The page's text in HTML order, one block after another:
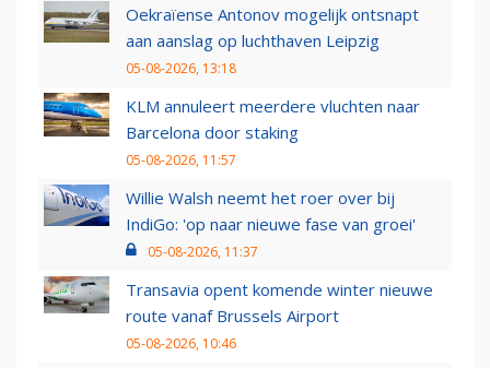
Oekraïense Antonov mogelijk ontsnapt
aan aanslag op luchthaven Leipzig
05-08-2026, 13:18
KLM annuleert meerdere vluchten naar
Barcelona door staking
05-08-2026, 11:57
Willie Walsh neemt het roer over bij
IndiGo: 'op naar nieuwe fase van groei'
05-08-2026, 11:37
Transavia opent komende winter nieuwe
route vanaf Brussels Airport
05-08-2026, 10:46